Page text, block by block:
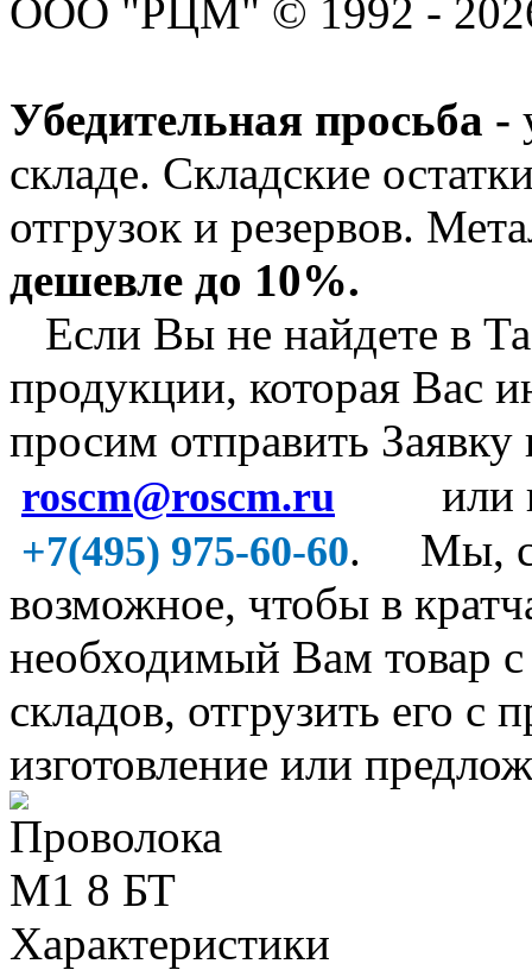
ООО "РЦМ" © 1992 -
Убедительная просьба -
складе. Складские
отгрузок и резервов.
дешевле до 10%.
Если Вы не найдете в
продукции, которая Вас
просим отправить
roscm@roscm.ru или
+7(495) 975-60-60. Мы, со
возможное, чтобы в
необходимый Вам товар
складов, отгрузить его с
изготовление или
Характеристики